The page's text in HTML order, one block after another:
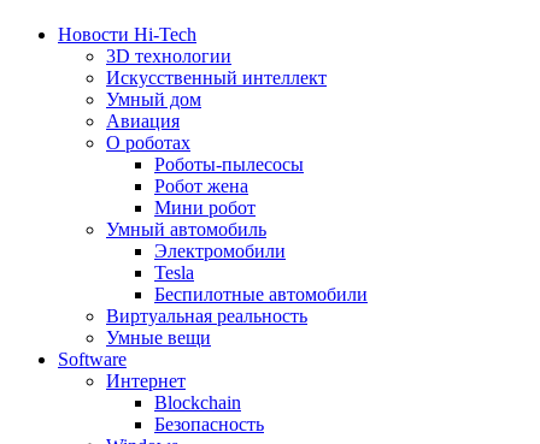
Новости Hi-Tech
3D технологии
Искусственный интеллект
Умный дом
Авиация
О роботах
Роботы-пылесосы
Робот жена
Мини робот
Умный автомобиль
Электромобили
Tesla
Беспилотные автомобили
Виртуальная реальность
Умные вещи
Software
Интернет
Blockchain
Безопасность